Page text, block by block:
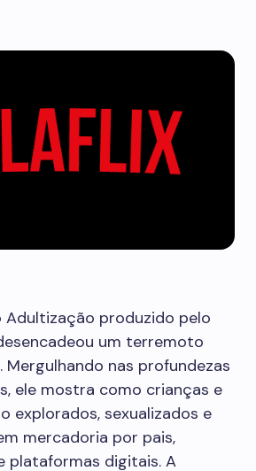
Adultização produzido pelo
um terremoto
nas profundezas
ele mostra como crianças e
explorados, sexualizados e
mercadoria por pais,
plataformas digitais. A